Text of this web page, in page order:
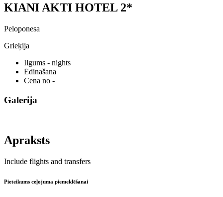
KIANI AKTI HOTEL 2*
Peloponesa
Grieķija
Ilgums - nights
Ēdinašana
Cena no -
Galerija
Apraksts
Include flights and transfers
Pieteikums ceļojuma piemeklēšanai